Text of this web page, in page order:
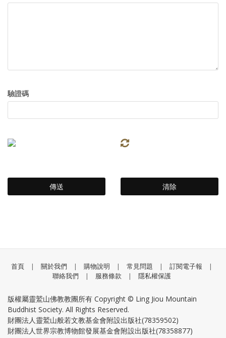
驗證碼
首頁 | 關於我們 | 購物說明 | 常見問題 | 訂閱電子報
|
聯絡我們
| 服務條款 | 隱私權保護
版權屬靈鷲山佛教教團所有 Copyright © Ling Jiou Mountain
Buddhist Society. All Rights Reserved.
財團法人靈鷲山般若文教基金會附設出版社(78359502)
財團法人世界宗教博物館發展基金會附設出版社(78358877)